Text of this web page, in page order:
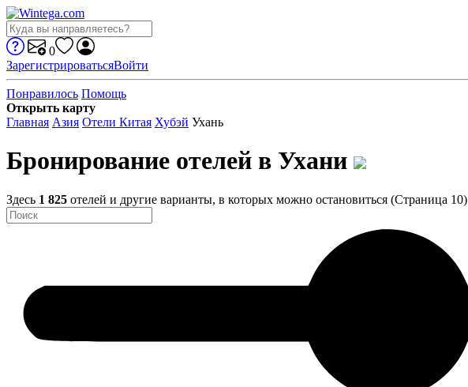
0
ЗарегистрироватьсяВойти
Понравилось Помощь
Открыть карту
Главная Азия Отели Китая Хубэй Ухань
Бронирование отелей в Ухани
Здесь 1 825 отелей и другие варианты, в которых можно остановиться (Страница 10)